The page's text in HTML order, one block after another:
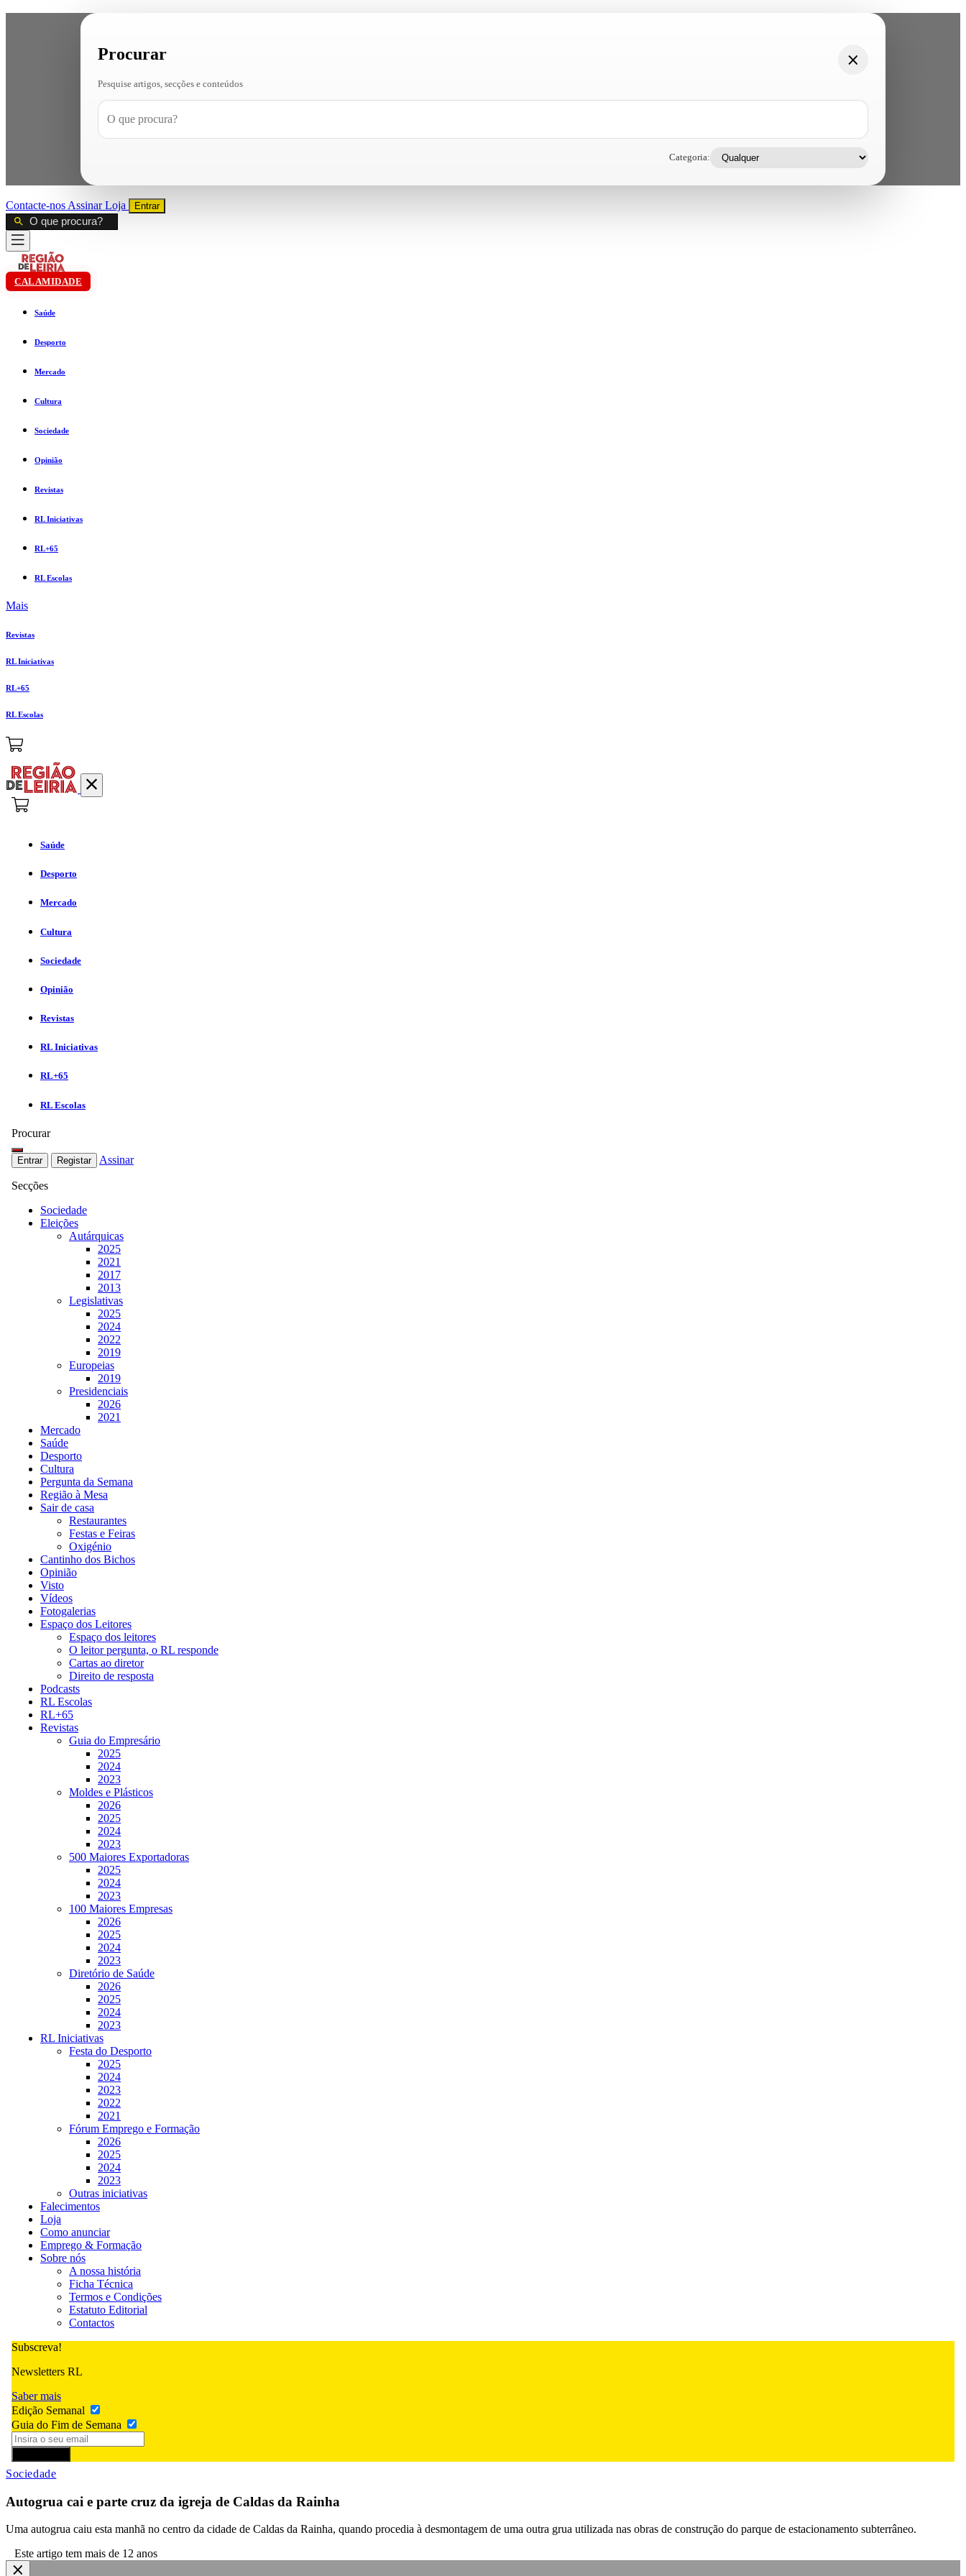
Procurar
Pesquise artigos, secções e conteúdos
Categoria:
Contacte-nos AssinarLoja Entrar
CALAMIDADE
Saúde
Desporto
Mercado
Cultura
Sociedade
Opinião
Revistas
RL Iniciativas
RL+65
RL Escolas
Mais
Revistas
RL Iniciativas
RL+65
RL Escolas
Saúde
Desporto
Mercado
Cultura
Sociedade
Opinião
Revistas
RL Iniciativas
RL+65
RL Escolas
Procurar
Entrar Registar Assinar
Secções
Sociedade
Eleições
Autárquicas
2025
2021
2017
2013
Legislativas
2025
2024
2022
2019
Europeias
2019
Presidenciais
2026
2021
Mercado
Saúde
Desporto
Cultura
Pergunta da Semana
Região à Mesa
Sair de casa
Restaurantes
Festas e Feiras
Oxigénio
Cantinho dos Bichos
Opinião
Visto
Vídeos
Fotogalerias
Espaço dos Leitores
Espaço dos leitores
O leitor pergunta, o RL responde
Cartas ao diretor
Direito de resposta
Podcasts
RL Escolas
RL+65
Revistas
Guia do Empresário
2025
2024
2023
Moldes e Plásticos
2026
2025
2024
2023
500 Maiores Exportadoras
2025
2024
2023
100 Maiores Empresas
2026
2025
2024
2023
Diretório de Saúde
2026
2025
2024
2023
RL Iniciativas
Festa do Desporto
2025
2024
2023
2022
2021
Fórum Emprego e Formação
2026
2025
2024
2023
Outras iniciativas
Falecimentos
Loja
Como anunciar
Emprego & Formação
Sobre nós
A nossa história
Ficha Técnica
Termos e Condições
Estatuto Editorial
Contactos
Subscreva!
Newsletters RL
Saber mais
Edição Semanal
Guia do Fim de Semana
Sociedade
Autogrua cai e parte cruz da igreja de Caldas da Rainha
Uma autogrua caiu esta manhã no centro da cidade de Caldas da Rainha, quando procedia à desmontagem de uma outra grua utilizada nas obras de construção do parque de estacionamento subterrâneo.
Este artigo tem mais de 12 anos